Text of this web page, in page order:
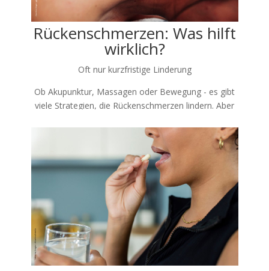
Rückenschmerzen: Was hilft
wirklich?
Oft nur kurzfristige Linderung
Ob Akupunktur, Massagen oder Bewegung - es gibt
viele Strategien, die Rückenschmerzen lindern. Aber
Viele Behandlungsoptionen
15 Prozent der deutschen Bevölkerung leiden unter
chronischen Rückenschmerzen. Neben den
individuellen Einschränkungen haben
Rückenschmerzen deshalb auch wirtschaftlich eine
große Bedeutung: Sie sind einer der häufigsten
Gründe für Arbeitsunfähigkeit und Frühverrentung.
Dabei ist das Therapieangebot gegen
Rückenschmerzen groß. Dies umfasst viele